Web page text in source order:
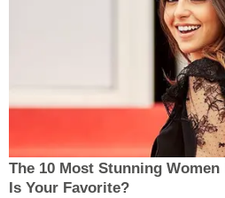
The 10 Most Stunning
Is Your Favorite?